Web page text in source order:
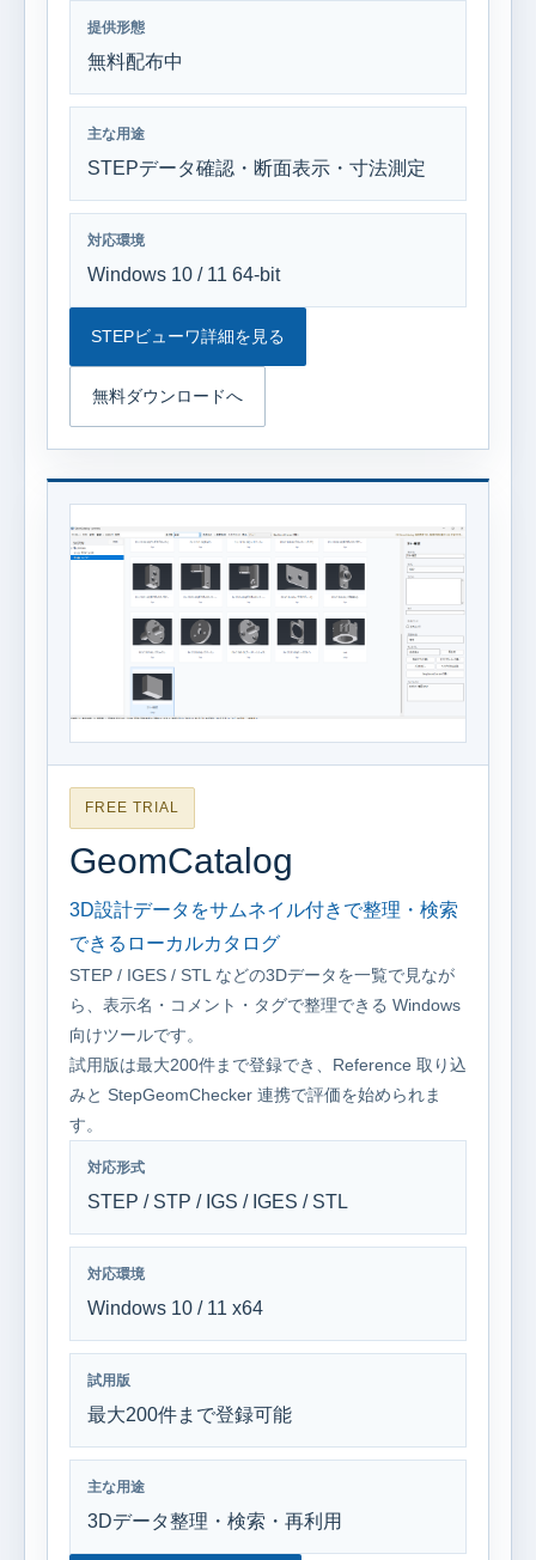
提供形態
無料配布中
主な用途
STEPデータ確認・断面表示・寸法測定
対応環境
Windows 10 / 11 64-bit
STEPビューワ詳細を見る
無料ダウンロードへ
FREE TRIAL
GeomCatalog
3D設計データをサムネイル付きで整理・検索
できるローカルカタログ
STEP / IGES / STL などの3Dデータを一覧で見なが
ら、表示名・コメント・タグで整理できる Windows
向けツールです。
試用版は最大200件まで登録でき、Reference 取り込
みと StepGeomChecker 連携で評価を始められま
す。
対応形式
STEP / STP / IGS / IGES / STL
対応環境
Windows 10 / 11 x64
試用版
最大200件まで登録可能
主な用途
3Dデータ整理・検索・再利用